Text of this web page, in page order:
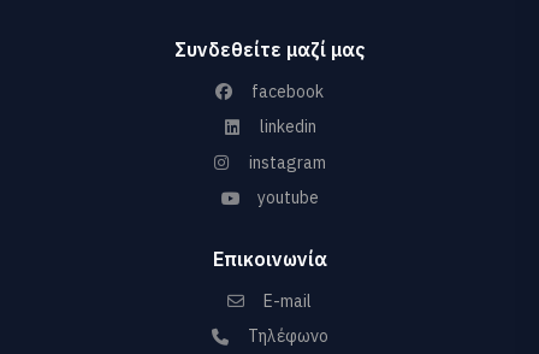
Συνδεθείτε μαζί μας
facebook
linkedin
instagram
youtube
Επικοινωνία
E-mail
Τηλέφωνο